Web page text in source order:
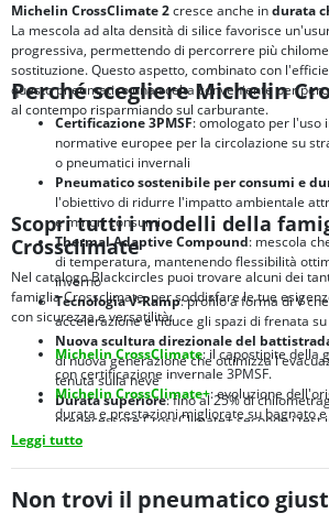
Michelin CrossClimate 2cresce anche indurata
La mescola ad alta densità di silice favorisce
progressiva, permettendo di percorrere più
sostituzione. Questo aspetto, combinato con
questo pneumatico una scelta conveniente per
al contempo risparmiando sul carburante.
Perché scegliere Michelin
Certificazione 3PMSF: omologato per l'uso
normative europee per la circolazione su
o pneumatici invernali
Pneumatico sostenibile per consumi e
l'obiettivo di ridurre l'impatto ambientale
e minori consumi
Thermal Adaptive Compound: mescola
di temperatura, mantenendo flessibilità
inverno
Tecnologia V-Ramp: profilo a forma di V
accelerazione e riduce gli spazi di frenata
Nuova scultura direzionale del
di nuova generazione che ottimizza
tenuta sulla neve
Durata superiore: fino al 25% di
predecessore CrossClimate+ secondo i test
Brand leader mondiale
Scopri tutti i modelli della
Crossclimate
Nel catalogo Blackcircles puoi trovare alcuni dei
famiglia Crossclimate, per soddisfare le tue
con sicurezza e versatilità:
Michelin CrossClimate: il capostipite della
con certificazione invernale 3PMSF.
Michelin CrossClimate+: evoluzione
durata e prestazioni migliorate su bagnato e
Michelin CrossClimate 2 SUV
con struttura rinforzata per carichi maggiori
Michelin CrossClimate 3:nuova
migliorate su bagnato e maggiore efficienza
Michelin CrossClimate Camping:
Leggi tutto
Non trovi il pneumatico